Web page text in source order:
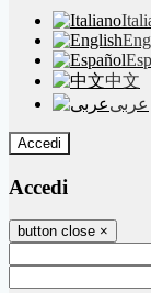
中文
عربى
Accedi
Accedi
button close ×